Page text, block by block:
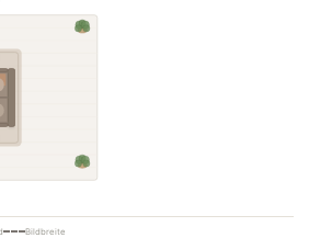
Bildbreite